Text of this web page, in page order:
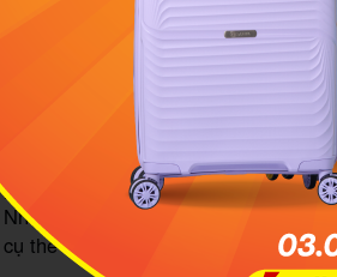
3 Quy định về hành
Theo quy định của Vietjet,
119 cm x 119 cm x 81 cm và trọng
lý của bạn có kích thước lớn hơn
phép, thì sẽ được tính là hành lý
Những loại hành lý thường bị xem là
cụ thể thao hoặc các kiện hàng có